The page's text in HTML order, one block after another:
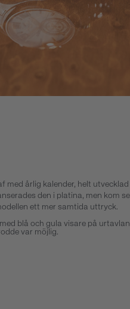
årlig kalender, helt
den i platina, men kom
ett mer samtida uttryck.
blå och gula visare på
var möjlig.